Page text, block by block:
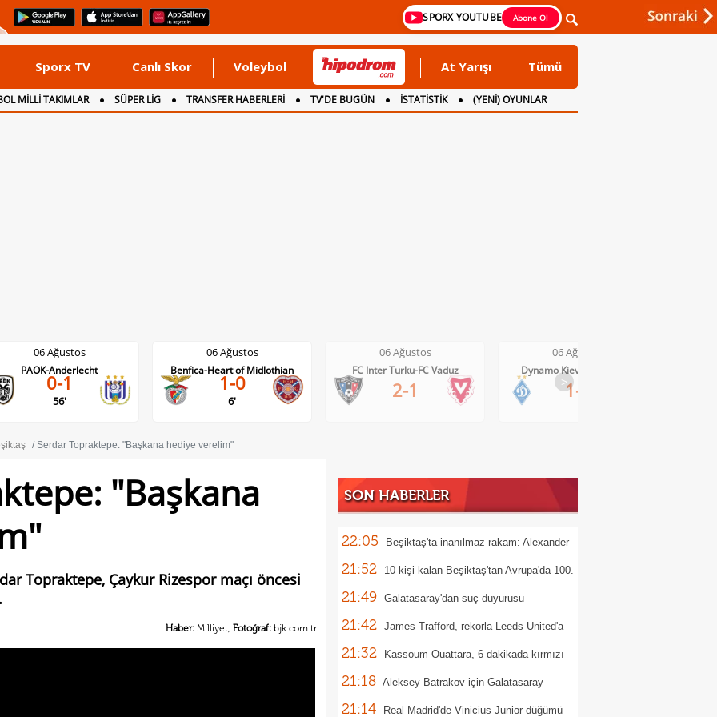
SPORX YOUTUBE Abone Ol
Sporx TV Canlı Skor Voleybol At Yarışı Tümü
MİLLİ TAKIMLAR SÜPER LİG TRANSFER HABERLERİ TV'DE BUGÜN İSTATİSTİK
(YENİ) OYUNLAR
06 Ağustos
PAOK-Anderlecht
0-1
56'
06 Ağustos
Benfica-Heart of Midlothian
1-0
6'
06 Ağustos
FC Inter Turku-FC Vaduz
2-1
06 Ağustos
Dynamo Kiev-Qarabag FK
1-0
>
Serdar Topraktepe: "Başkana hediye verelim"
"Başkana
Topraktepe, Çaykur Rizespor maçı öncesi
Haber: Milliyet, Fotoğraf: bjk.com.tr
SON HABERLER
22:05 Beşiktaş'ta inanılmaz rakam: Alexander
Nübel
21:52 10 kişi kalan Beşiktaş'tan Avrupa'da 100.
zafer!
21:49 Galatasaray'dan suç duyurusu
21:42 James Trafford, rekorla Leeds United'a
gitti
21:32 Kassoum Ouattara, 6 dakikada kırmızı
kart gördü!
21:18 Aleksey Batrakov için Galatasaray
açıklaması!
21:14 Real Madrid'de Vinicius Junior düğümü